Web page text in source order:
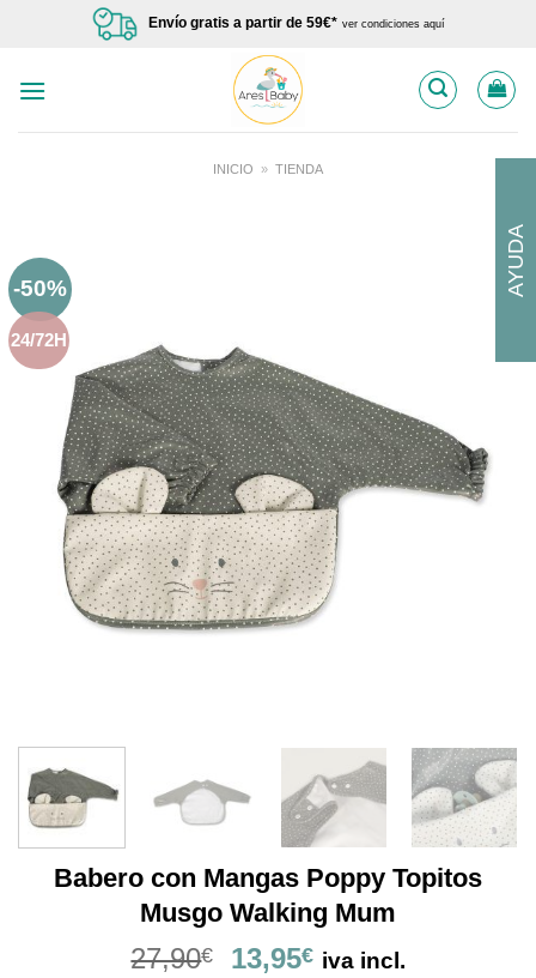
Envío gratis a partir de 59€* ver condiciones aquí
INICIO » TIENDA
-50%
24/72H
Babero con Mangas Poppy Topitos
Musgo Walking Mum
27,90€
El
13,95€El
iva incl.
AYUDA